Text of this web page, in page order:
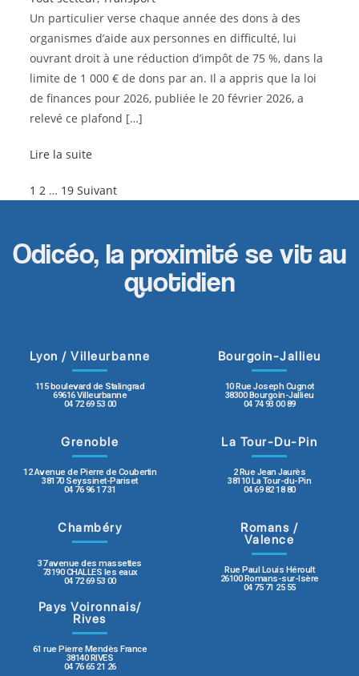
Un particulier verse chaque année des dons à des
organismes d’aide aux personnes en difficulté, lui
ouvrant droit à une réduction d’impôt de 75 %, dans la
limite de 1 000 € de dons par an. Il a appris que la loi
de finances pour 2026, publiée le 20 février 2026, a
relevé ce plafond […]
Lire la suite
1 2 … 19 Suivant
Odicéo, la proximité se vit au
quotidien
Lyon / Villeurbanne
115 boulevard de Stalingrad
69616 Villeurbanne
04 72 69 53 00
Bourgoin-Jallieu
10 Rue Joseph Cugnot
38300 Bourgoin-Jallieu
04 74 93 00 89
Grenoble
12 Avenue de Pierre de Coubertin
38170 Seyssinet-Pariset
04 76 96 17 31
La Tour-Du-Pin
2 Rue Jean Jaurès
38110 La Tour-du-Pin
04 69 82 18 80
Chambéry
37 avenue des massettes
73190 CHALLES les eaux
04 72 69 53 00
Romans /
Valence
Rue Paul Louis Héroult
26100 Romans-sur-Isère
04 75 71 25 55
Pays Voironnais/
Rives
61 rue Pierre Mendès France
38140 RIVES
04 76 65 21 26